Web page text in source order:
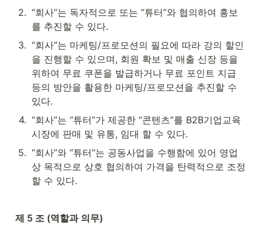
2. “회사”는 독자적으로 또는 “튜터”와 협의하여 홍보
를 추진할 수 있다.
3. “회사”는 마케팅/프로모션의 필요에 따라 강의 할인
을 진행할 수 있으며, 회원 확보 및 매출 신장 등을
위하여 무료 쿠폰을 발급하거나 무료 포인트 지급
등의 방안을 활용한 마케팅/프로모션을 추진할 수
있다.
4. “회사”는 “튜터”가 제공한 “콘텐츠”를 B2B기업교육
시장에 판매 및 유통, 임대 할 수 있다.
5. “회사”와 “튜터”는 공동사업을 수행함에 있어 영업
상 목적으로 상호 협의하여 가격을 탄력적으로 조정
할 수 있다.
제 5 조 (역할과 의무)